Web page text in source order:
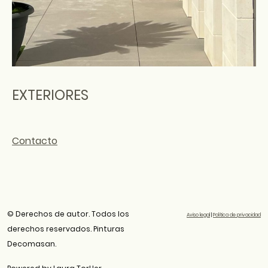
EXTERIORES
Contacto
© Derechos de autor. Todos los
derechos reservados. Pinturas
Decomasan.
Aviso legal Política de privacidad